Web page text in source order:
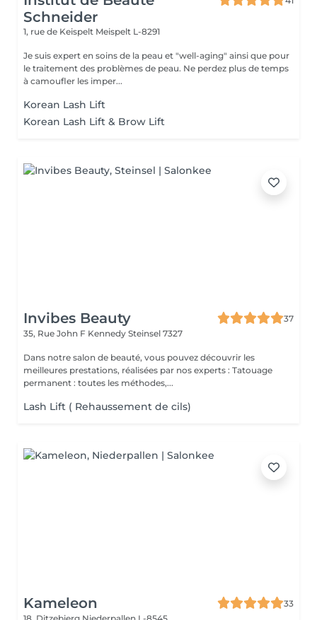
Schneider
1, rue de Keispelt Meispelt L-8291
Je suis expert en soins de la peau et "well-aging" ainsi que pour
le traitement des problèmes de peau. Ne perdez plus de temps
à camoufler les imper...
Korean Lash Lift
Korean Lash Lift & Brow Lift
Invibes Beauty
37
35, Rue John F Kennedy Steinsel 7327
Dans notre salon de beauté, vous pouvez découvrir les
meilleures prestations, réalisées par nos experts : Tatouage
permanent : toutes les méthodes,...
Lash Lift ( Rehaussement de cils)
Kameleon
33